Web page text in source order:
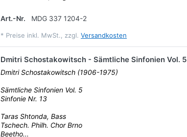
Art.-Nr. MDG 337 1204-2
* Preise inkl. MwSt., zzgl. Versandkosten
Dmitri Schostakowitsch - Sämtliche Sinfonien Vol. 5
Dmitri Schostakowitsch (1906-1975)
Sämtliche Sinfonien Vol. 5
Sinfonie Nr. 13
Taras Shtonda, Bass
Tschech. Philh. Chor Brno
Beetho...